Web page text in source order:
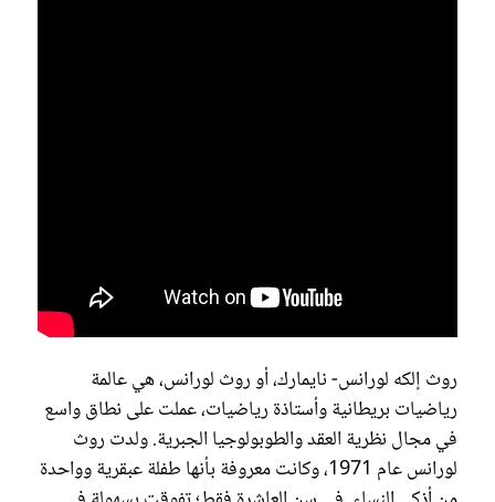
روث إلكه لورانس- نايمارك، أو روث لورانس، هي عالمة
رياضيات بريطانية وأستاذة رياضيات، عملت على نطاق واسع
في مجال نظرية العقد والطوبولوجيا الجبرية. ولدت روث
لورانس عام 1971، وكانت معروفة بأنها طفلة عبقرية وواحدة